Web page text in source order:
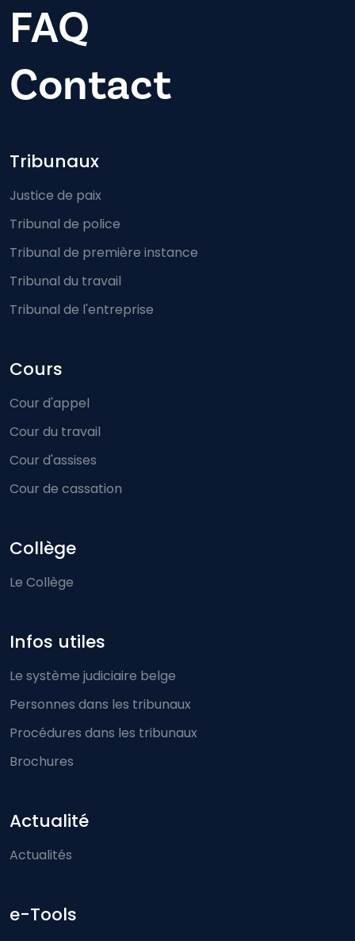
FAQ
Contact
Footer-menu
Tribunaux
Justice de paix
Tribunal de police
Tribunal de première instance
Tribunal du travail
Tribunal de l'entreprise
Cours
Cour d'appel
Cour du travail
Cour d'assises
Cour de cassation
Collège
Le Collège
Infos utiles
Le système judiciaire belge
Personnes dans les tribunaux
Procédures dans les tribunaux
Brochures
Actualité
Actualités
e-Tools